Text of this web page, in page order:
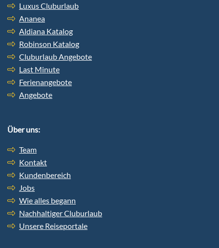
Luxus Cluburlaub
Ananea
Aldiana Katalog
Robinson Katalog
Cluburlaub Angebote
Last Minute
Ferienangebote
Angebote
Über uns:
Team
Kontakt
Kundenbereich
Jobs
Wie alles begann
Nachhaltiger Cluburlaub
Unsere Reiseportale